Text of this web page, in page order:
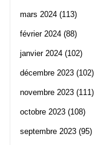
mars 2024 (113)
février 2024 (88)
janvier 2024 (102)
décembre 2023 (102)
novembre 2023 (111)
octobre 2023 (108)
septembre 2023 (95)